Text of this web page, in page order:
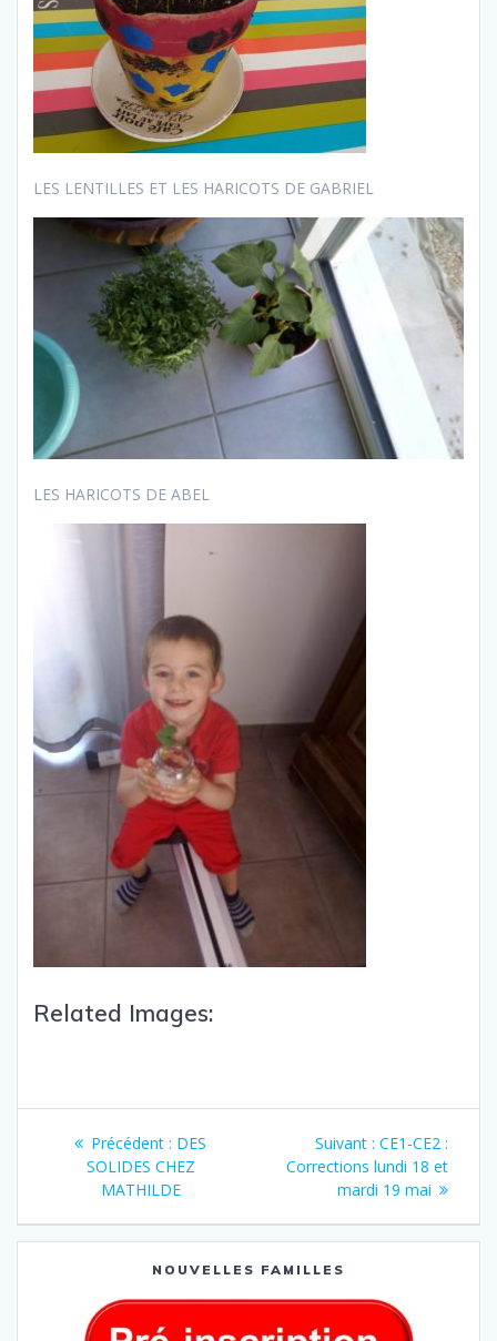
LES LENTILLES ET LES HARICOTS DE GABRIEL
LES HARICOTS DE ABEL
Related Images:
Précédent : DES
SOLIDES CHEZ
MATHILDE
Suivant : CE1-CE2 :
Corrections lundi 18 et
mardi 19 mai
NOUVELLES FAMILLES